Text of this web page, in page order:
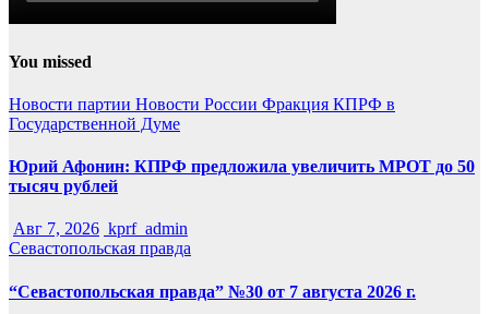
You missed
Новости партии Новости России Фракция КПРФ в
Государственной Думе
Юрий Афонин: КПРФ предложила увеличить МРОТ до 50
тысяч рублей
Авг 7, 2026 kprf_admin
Севастопольская правда
“Севастопольская правда” №30 от 7 августа 2026 г.